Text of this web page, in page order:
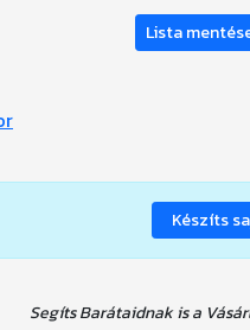
Lista
Készíts
Segíts Barátaidnak is a